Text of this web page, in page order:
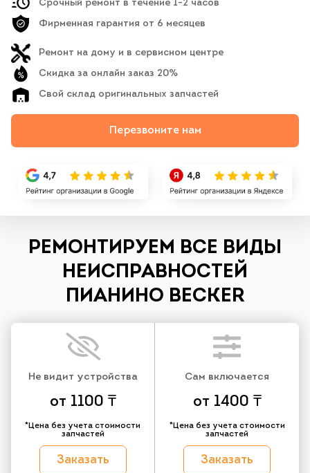
Срочный ремонт в течение 1-2 часов
Фирменная гарантия от 6 месяцев
Ремонт на дому и в сервисном центре
Скидка за онлайн заказ 20%
Свой склад оригинальных запчастей
Перезвоните нам
РЕМОНТИРУЕМ ВСЕ ВИДЫ
НЕИСПРАВНОСТЕЙ
ПИАНИНО BECKER
Не видит устройства
от 1100 ₸
*Цена без учета стоимости
запчастей
Заказать
Сам включается
от 1400 ₸
*Цена без учета стоимости
запчастей
Заказать